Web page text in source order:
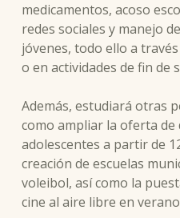
medicamentos, acoso
redes sociales y manejo
jóvenes, todo ello a
o en actividades de fin de
Además, estudiará otras
como ampliar la oferta
adolescentes a partir de
creación de escuelas
voleibol, así como la
cine al aire libre en